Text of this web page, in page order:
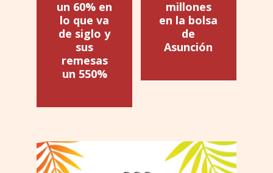
un 60% en
lo que va
de siglo y
sus
remesas
un 550%
millones
en la bolsa
de
Asunción